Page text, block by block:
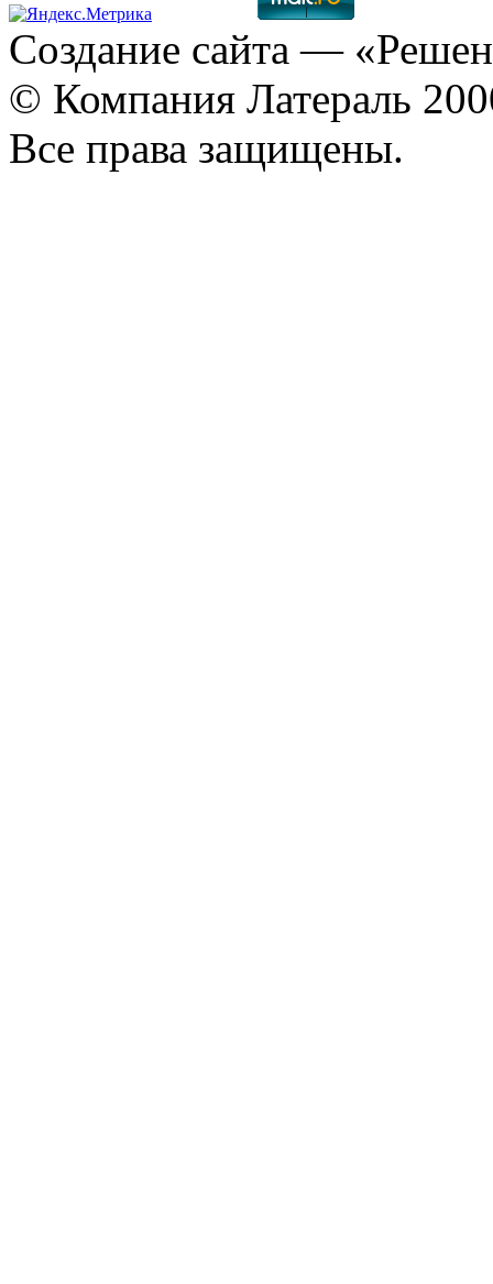
Создание сайта —
© Компания Латераль
Все права защищены.